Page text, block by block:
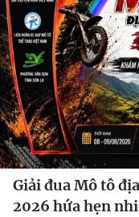
Giải đua Mô tô
2026 hứa hẹn